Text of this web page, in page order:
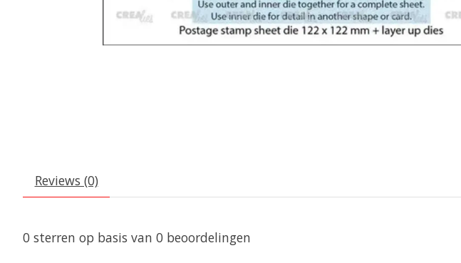
Reviews (0)
0 sterren op basis van 0 beoordelingen